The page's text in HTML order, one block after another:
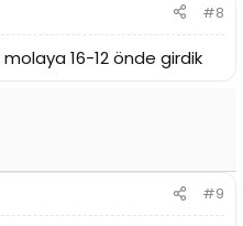
#8
16-12 önde girdik
#9